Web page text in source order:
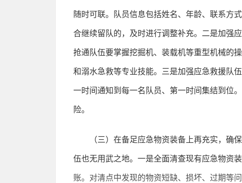
随时可联。队员信息包括姓名、年龄、联系方
合继续留队的，及时进行调整补充。二是加强
抢通队伍要掌握挖掘机、装载机等重型机械的
和溺水急救等专业技能。三是加强应急救援队
一时间通知到每一名队员、第一时间集结到位
险。
（三）在备足应急物资装备上再充实，确
伍也无用武之地。一是全面清查现有应急物资
账。对清点中发现的物资短缺、损坏、过期等